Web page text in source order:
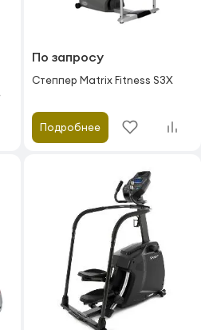
По запросу
Степпер Matrix Fitness S3X
Подробнее